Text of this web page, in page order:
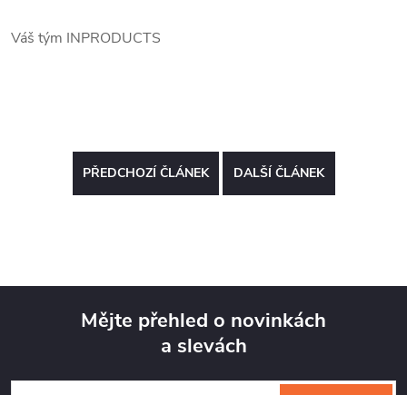
Váš tým INPRODUCTS
PŘEDCHOZÍ ČLÁNEK DALŠÍ ČLÁNEK
Mějte přehled o novinkách
a slevách